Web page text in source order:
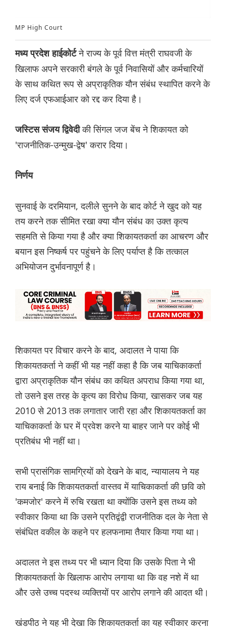
MP High Court
मध्य प्रदेश हाईकोर्टने राज्य के पूर्व वित्त मंत्री राघवजी के
खिलाफ अपने सरकारी बंगले के पूर्व निवासियों और कर्मचारियों
के साथ कथित रूप से अप्राकृतिक यौन संबंध स्थापित करने के
लिए दर्ज एफआईआर को रद्द कर दिया है।
जस्टिस संजय द्विवेदीकी सिंगल जज बेंच ने शिकायत को
'राजनीतिक-उन्मुख-द्वेष' करार दिया।
निर्णय
सुनवाई के दरमियान, दलीले सुनने के बाद कोर्ट ने खुद को यह
तय करने तक सीमित रखा क्या यौन संबंध का उक्त कृत्य
सहमति से किया गया है और क्या शिकायतकर्ता का आचरण और
बयान इस निष्कर्ष पर पहुंचने के लिए पर्याप्त है कि तत्काल
अभियोजन दुर्भावनापूर्ण है।
शिकायत पर विचार करने के बाद, अदालत ने पाया कि
शिकायतकर्ता ने कहीं भी यह नहीं कहा है कि जब याचिकाकर्ता
द्वारा अप्राकृतिक यौन संबंध का कथित अपराध किया गया था,
तो उसने इस तरह के कृत्य का विरोध किया, खासकर जब यह
2010 से 2013 तक लगातार जारी रहा और शिकायतकर्ता का
याचिकाकर्ता के घर में प्रवेश करने या बाहर जाने पर कोई भी
प्रतिबंध भी नहीं था।
सभी प्रासंगिक सामग्रियों को देखने के बाद, न्यायालय ने यह
राय बनाई कि शिकायतकर्ता वास्तव में याचिकाकर्ता की छवि को
'कमजोर' करने में रुचि रखता था क्योंकि उसने इस तथ्य को
स्वीकार किया था कि उसने प्रतिद्वंद्वी राजनीतिक दल के नेता से
संबंधित वकील के कहने पर हलफनामा तैयार किया गया था।
अदालत ने इस तथ्य पर भी ध्यान दिया कि उसके पिता ने भी
शिकायतकर्ता के खिलाफ आरोप लगाया था कि वह नशे में था
और उसे उच्च पदस्थ व्यक्तियों पर आरोप लगाने की आदत थी।
खंडपीठ ने यह भी देखा कि शिकायतकर्ता का यह स्वीकार करना